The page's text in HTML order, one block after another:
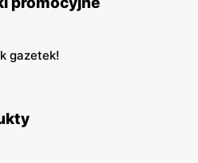
gazetek!